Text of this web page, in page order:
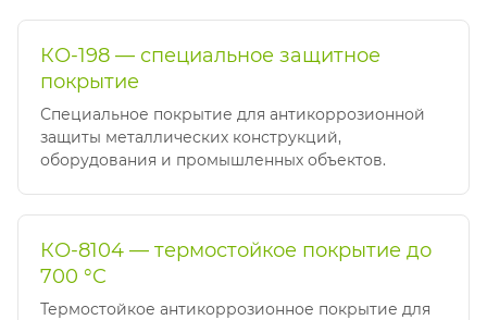
КО-198 — специальное защитное
покрытие
Специальное покрытие для антикоррозионной
защиты металлических конструкций,
оборудования и промышленных объектов.
КО-8104 — термостойкое покрытие до
700 °C
Термостойкое антикоррозионное покрытие для